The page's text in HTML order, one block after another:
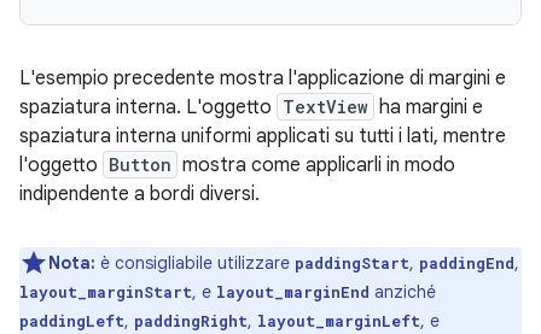
L'esempio precedente mostra l'applicazione di margini e
spaziatura interna. L'oggetto TextView ha margini e
spaziatura interna uniformi applicati su tutti i lati, mentre
l'oggetto Button mostra come applicarli in modo
indipendente a bordi diversi.
Nota: è consigliabile utilizzare paddingStart, paddingEnd,
layout_marginStart, e layout_marginEnd anziché
paddingLeft, paddingRight, layout_marginLeft, e